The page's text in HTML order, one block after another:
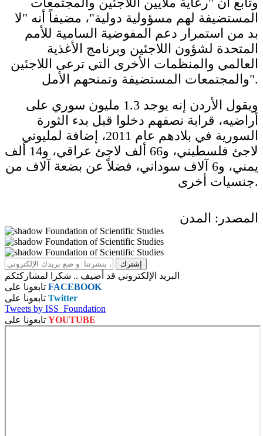
المستضيفة لهم مسؤولية دولية"، مضيفاً أنه "لا
بد من استمرار دعم المفوضية السامية للأمم
المتحدة لشؤون اللاجئين وبرنامج الأغذية
العالمي والمنظمات الأخرى التي ترعى اللاجئين
والمجتمعات المستضيفة وتمنحهم الأمل".
ويقول الأردن إنه يوجد 1.3 مليون سوري على
أراضيه، قرابة نصفهم دخلوا قبل بدء الثورة
السورية في بلادهم عام 2011، إضافة لمليوني
لاجئ فلسطيني، و66 ألف لاجئ عراقي، و14 ألف
يمني، و6 آلاف سوداني، فضلاً عن بضعة آلاف من
جنسيات أخرى.
المصدر: المدن
البريد الإلكتروني قد أضيف .. شكرا لمشاركتكم
FACEBOOK
Twitter
Tweets by ISS_Foundation
YOUTUBE